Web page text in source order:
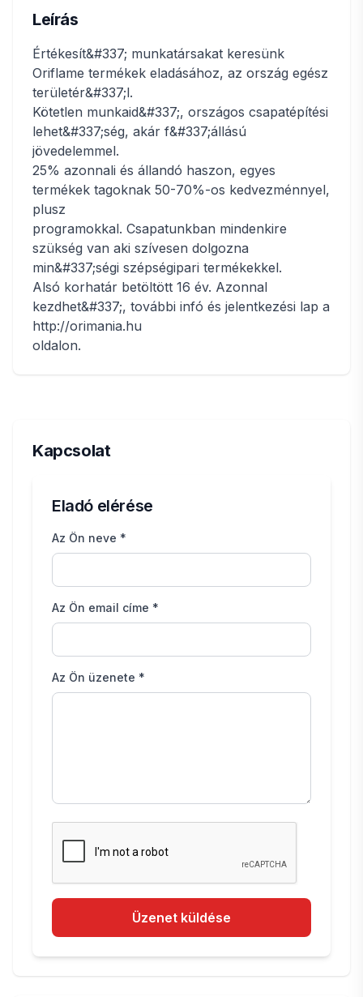
Leírás
Értékesít&#337; munkatársakat keresünk
Oriflame termékek eladásához, az ország egész
területér&#337;l.
Kötetlen munkaid&#337;, országos csapatépítési
lehet&#337;ség, akár f&#337;állású
jövedelemmel.
25% azonnali és állandó haszon, egyes
termékek tagoknak 50-70%-os kedvezménnyel,
plusz
programokkal. Csapatunkban mindenkire
szükség van aki szívesen dolgozna
min&#337;ségi szépségipari termékekkel.
Alsó korhatár betöltött 16 év. Azonnal
kezdhet&#337;, további infó és jelentkezési lap a
http://orimania.hu
oldalon.
Kapcsolat
Eladó elérése
Az Ön neve *
Az Ön email címe *
Az Ön üzenete *
Üzenet küldése